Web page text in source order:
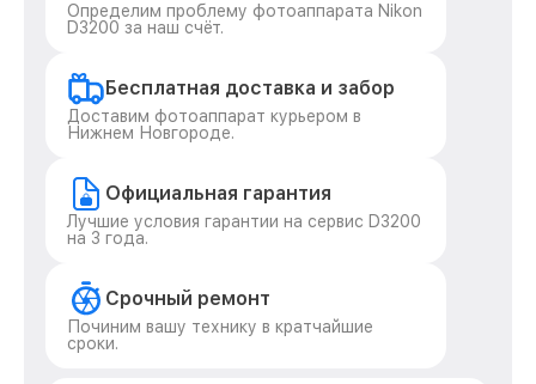
Определим проблему фотоаппарата Nikon
D3200 за наш счёт.
Бесплатная доставка и забор
Доставим фотоаппарат курьером в
Нижнем Новгороде.
Официальная гарантия
Лучшие условия гарантии на сервис D3200
на 3 года.
Срочный ремонт
Починим вашу технику в кратчайшие
сроки.